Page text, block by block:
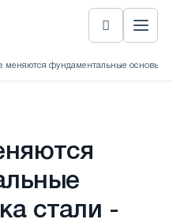
меняются фундаментальные основы
стали -